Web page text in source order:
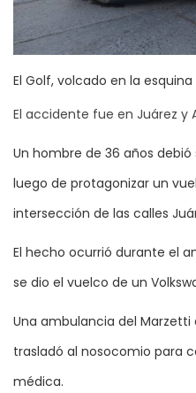
El Golf, volcado en la esquina
El accidente fue en Juárez y
Un hombre de 36 años
luego de protagonizar un
intersección de las calles
El hecho ocurrió durante el
se dio el vuelco de un
Una ambulancia del
trasladó al nosocomio para
médica.